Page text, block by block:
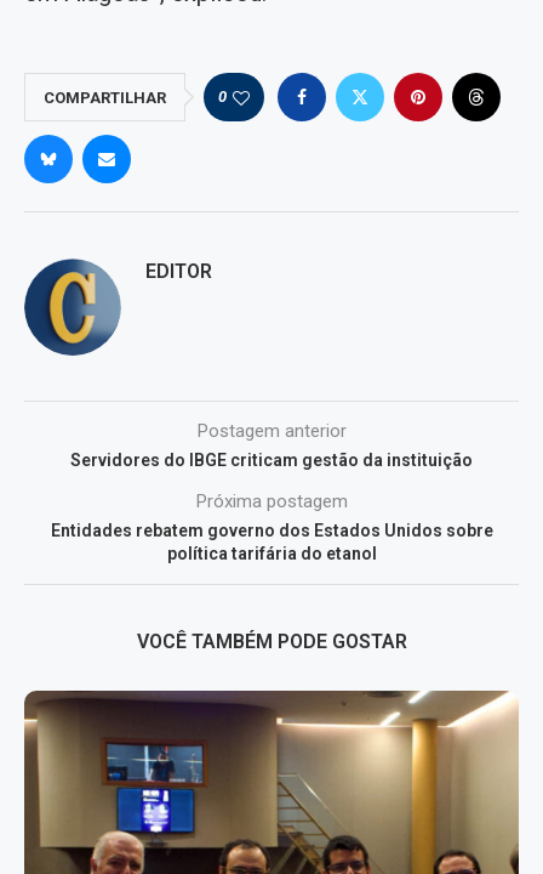
COMPARTILHAR 0
EDITOR
Postagem anterior
Servidores do IBGE criticam gestão da instituição
Próxima postagem
Entidades rebatem governo dos Estados Unidos sobre
política tarifária do etanol
VOCÊ TAMBÉM PODE GOSTAR